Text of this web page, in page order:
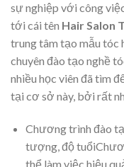
sự nghiệp với công
tới cái tên Hair Salon
trung tâm tạo mẫu tóc
chuyên đào tạo nghề
nhiều học viên đã tìm
tại cơ sở này, bởi rất
Chương trình đào
tượng, độ
thể làm việc hiệu